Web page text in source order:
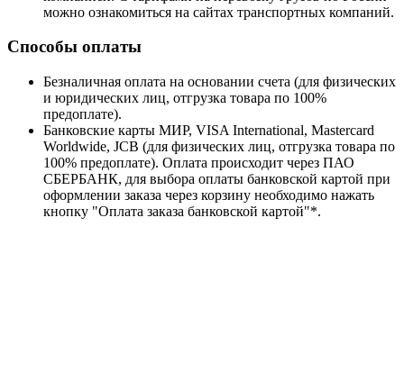
можно ознакомиться на сайтах транспортных компаний.
Способы оплаты
Безналичная оплата на основании счета (для физических
и юридических лиц, отгрузка товара по 100%
предоплате).
Банковские карты МИР, VISA International, Mastercard
Worldwide, JCB (для физических лиц, отгрузка товара по
100% предоплате). Оплата происходит через ПАО
СБЕРБАНК, для выбора оплаты банковской картой при
оформлении заказа через корзину необходимо нажать
кнопку "Оплата заказа банковской картой"*.